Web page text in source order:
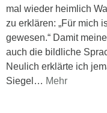
mal wieder heimlich
zu erklären: „Für mich
gewesen.“ Damit
auch die bildliche
Neulich erklärte ich
Siegel … Mehr